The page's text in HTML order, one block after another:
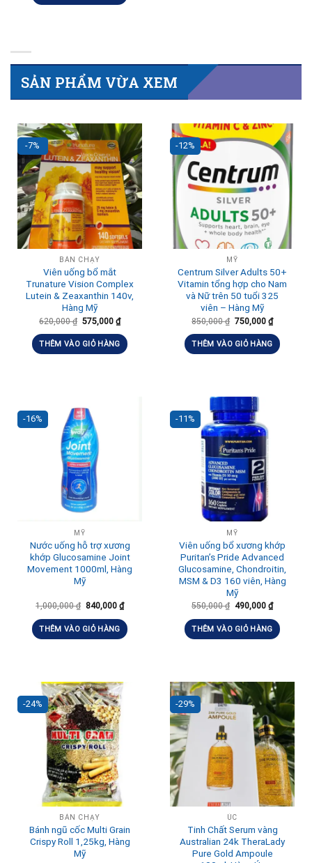
SẢN PHẨM VỪA XEM
-7%
BÁN CHẠY
Viên uống bổ mắt
Trunature Vision Complex
Lutein & Zeaxanthin 140v,
Hàng Mỹ
620,000₫ 575,000 ₫
THÊM VÀO GIỎ HÀNG
-12%
MỸ
Centrum Silver Adults 50+
Vitamin tổng hợp cho Nam
và Nữ trên 50 tuổi 325
viên – Hàng Mỹ
850,000₫ 750,000 ₫
THÊM VÀO GIỎ HÀNG
-16%
MỸ
Nước uống hỗ trợ xương
khớp Glucosamine Joint
Movement 1000ml, Hàng
Mỹ
1,000,000₫ 840,000 ₫
THÊM VÀO GIỎ HÀNG
-11%
MỸ
Viên uống bổ xương khớp
Puritan’s Pride Advanced
Glucosamine, Chondroitin,
MSM & D3 160 viên, Hàng
Mỹ
550,000₫ 490,000 ₫
THÊM VÀO GIỎ HÀNG
-24%
BÁN CHẠY
Bánh ngũ cốc Multi Grain
Crispy Roll 1,25kg, Hàng
Mỹ
-29%
ÚC
Tinh Chất Serum vàng
Australian 24k TheraLady
Pure Gold Ampoule